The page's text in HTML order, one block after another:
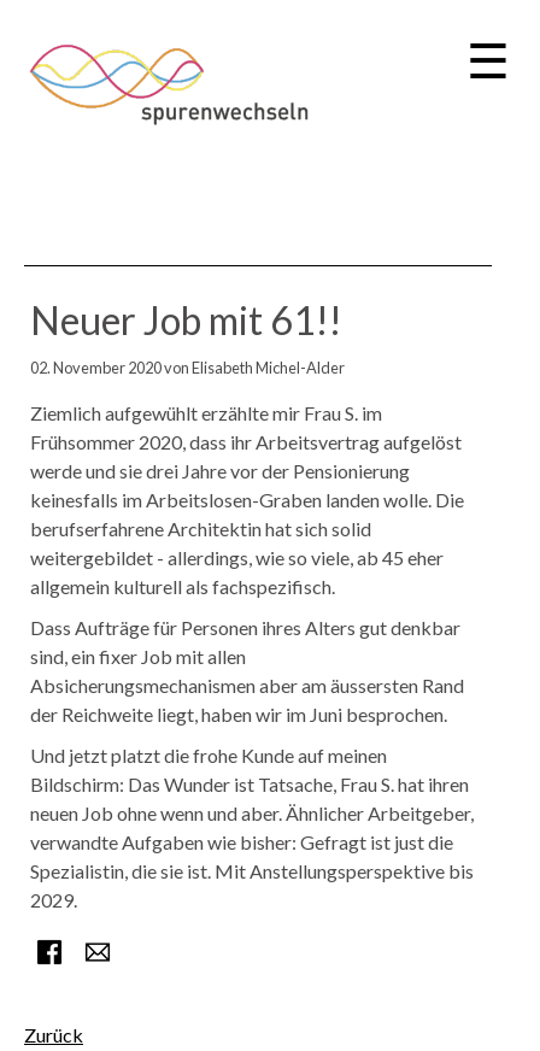
☰
Neuer Job mit 61!!
02. November 2020von Elisabeth Michel-Alder
Ziemlich aufgewühlt erzählte mir Frau S. im
Frühsommer 2020, dass ihr Arbeitsvertrag aufgelöst
werde und sie drei Jahre vor der Pensionierung
keinesfalls im Arbeitslosen-Graben landen wolle. Die
berufserfahrene Architektin hat sich solid
weitergebildet - allerdings, wie so viele, ab 45 eher
allgemein kulturell als fachspezifisch.
Dass Aufträge für Personen ihres Alters gut denkbar
sind, ein fixer Job mit allen
Absicherungsmechanismen aber am äussersten Rand
der Reichweite liegt, haben wir im Juni besprochen.
Und jetzt platzt die frohe Kunde auf meinen
Bildschirm: Das Wunder ist Tatsache, Frau S. hat ihren
neuen Job ohne wenn und aber. Ähnlicher Arbeitgeber,
verwandte Aufgaben wie bisher: Gefragt ist just die
Spezialistin, die sie ist. Mit Anstellungsperspektive bis
2029.
Facebook
Zurück